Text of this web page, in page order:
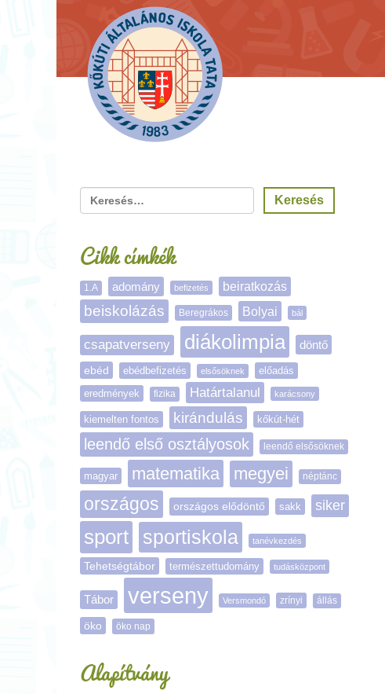
Cikk címkék
1.A adomány befizetés beiratkozás
beiskolázás Beregrákos Bolyai bál
csapatverseny diákolimpia döntő
ebéd ebédbefizetés elsősöknek
előadás
eredmények
fizika Határtalanul karácsony
kiemelten fontos kirándulás kőkút-hét
leendő első osztályosok leendő elsősöknek
magyar matematika megyei néptánc
országos országos elődöntő sakk siker
sport sportiskola tanévkezdés
Tehetségtábor természettudomány tudásközpont
Tábor verseny Versmondó zrínyi állás
öko öko nap
Alapítvány